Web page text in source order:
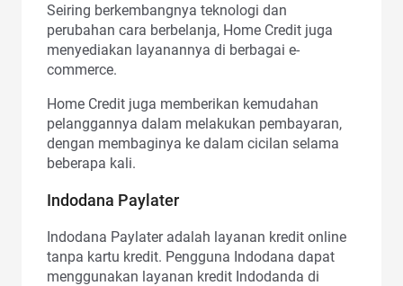
Seiring berkembangnya teknologi dan
perubahan cara berbelanja, Home Credit juga
menyediakan layanannya di berbagai e-
commerce.
Home Credit juga memberikan kemudahan
pelanggannya dalam melakukan pembayaran,
dengan membaginya ke dalam cicilan selama
beberapa kali.
Indodana Paylater
Indodana Paylater adalah layanan kredit online
tanpa kartu kredit. Pengguna Indodana dapat
menggunakan layanan kredit Indodanda di